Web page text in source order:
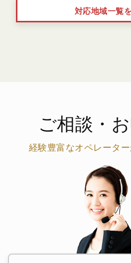
対応地域一覧
ご相談・
経験豊富なオペレータ